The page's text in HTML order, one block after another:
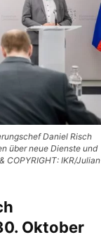
Daniel Risch
über neue Dienste und
COPYRIGHT: IKR/Julian
Oktober